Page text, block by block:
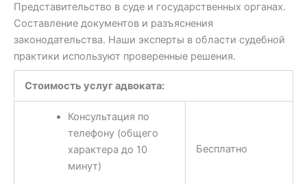
Представительство в суде и государственных органах.
Составление документов и разъяснения
законодательства. Наши эксперты в области судебной
практики используют проверенные решения.
Стоимость услуг адвоката:
Консультация по
телефону (общего
характера до 10
минут)
Бесплатно